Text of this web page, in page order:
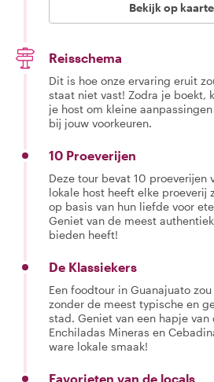
Bekijk op
Reisschema
Dit is hoe onze ervaring eruit
staat niet vast! Zodra je boekt,
je host om kleine
bij jouw voorkeuren.
10 Proeverijen
Deze tour bevat 10 proeverijen
lokale host heeft elke proeverij
op basis van hun liefde voor
Geniet van de meest
bieden heeft!
De Klassiekers
Een foodtour in Guanajuato
zonder de meest typische en
stad. Geniet van een hapje
Enchiladas Mineras en
ware lokale smaak!
Favorieten van de locals